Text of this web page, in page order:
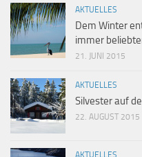
AKTUELLES
Dem Winter
immer
21. JUNI 2015
AKTUELLES
Silvester auf
22. AUGUST 2015